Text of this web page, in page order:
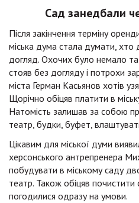
Сад занедбали
Після закінчення терміну
міська дума стала думати, хто
догляд. Охочих було немало
стояв без догляду і потрохи
міста Герман Касьянов хотів
Щорічно обіцяв платити в
Натомість залишав за собою
театр, будки, буфет,
Цікавим для міської думи
херсонського антрепренера
побудувати в міському саду
театр. Також обіцяв почистити
погодилися одразу на умови.